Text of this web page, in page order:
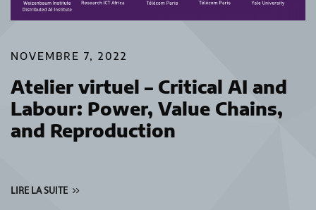
NOVEMBRE 7, 2022
Atelier virtuel – Critical AI and
Labour: Power, Value Chains,
and Reproduction
LIRE LA SUITE